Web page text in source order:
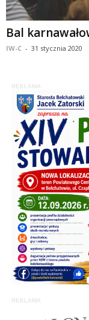
Bal
IW-C - 31 stycznia 2020
REKLAMA
REKLAMA